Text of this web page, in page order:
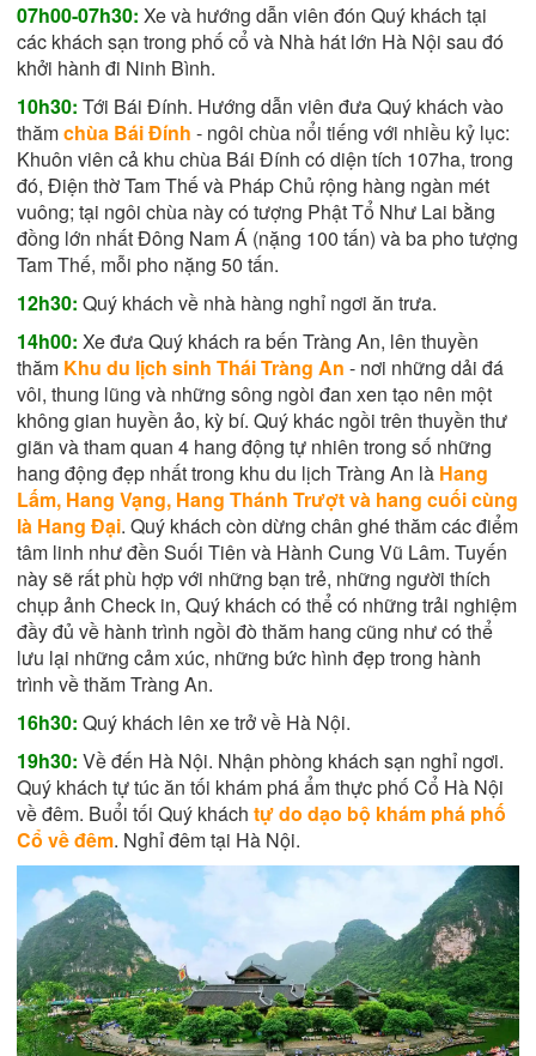
07h00-07h30: Xe và hướng dẫn viên đón Quý khách tại
các khách sạn trong phố cổ và Nhà hát lớn Hà Nội sau đó
khởi hành đi Ninh Bình.
10h30: Tới Bái Đính. Hướng dẫn viên đưa Quý khách vào
thămchùa Bái Đính - ngôi chùa nổi tiếng với nhiều kỷ lục:
Khuôn viên cả khu chùa Bái Đính có diện tích 107ha, trong
đó, Điện thờ Tam Thế và Pháp Chủ rộng hàng ngàn mét
vuông; tại ngôi chùa này có tượng Phật Tổ Như Lai bằng
đồng lớn nhất Đông Nam Á (nặng 100 tấn) và ba pho tượng
Tam Thế, mỗi pho nặng 50 tấn.
12h30: Quý khách về nhà hàng nghỉ ngơi ăn trưa.
14h00: Xe đưa Quý khách ra bến Tràng An, lên thuyền
thăm Khu du lịch sinh Thái Tràng An - nơi những dải đá
vôi, thung lũng và những sông ngòi đan xen tạo nên một
không gian huyền ảo, kỳ bí. Quý khác ngồi trên thuyền thư
giãn và tham quan 4 hang động tự nhiên trong số những
hang động đẹp nhất trong khu du lịch Tràng An là Hang
Lấm, Hang Vạng, Hang Thánh Trượt và hang cuối cùng
là Hang Đại. Quý khách còn dừng chân ghé thăm các điểm
tâm linh như đền Suối Tiên và Hành Cung Vũ Lâm. Tuyến
này sẽ rất phù hợp với những bạn trẻ, những người thích
chụp ảnh Check in, Quý khách có thể có những trải nghiệm
đầy đủ về hành trình ngồi đò thăm hang cũng như có thể
lưu lại những cảm xúc, những bức hình đẹp trong hành
trình về thăm Tràng An.
16h30: Quý khách lên xe trở về Hà Nội.
19h30: Về đến Hà Nội. Nhận phòng khách sạn nghỉ ngơi.
Quý khách tự túc ăn tối khám phá ẩm thực phố Cổ Hà Nội
về đêm. Buổi tối Quý khách tự do dạo bộ khám phá phố
Cổ về đêm. Nghỉ đêm tại Hà Nội.